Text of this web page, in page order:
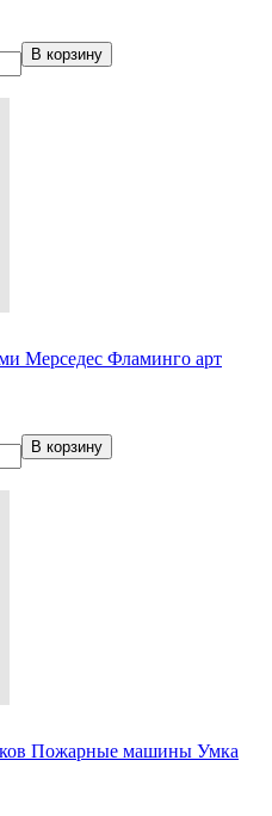
В корзину
Мерседес Фламинго арт
В корзину
Пожарные машины Умка